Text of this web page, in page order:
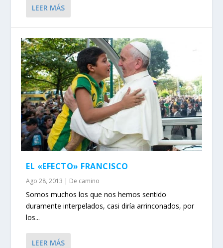
LEER MÁS
EL «EFECTO» FRANCISCO
Ago 28, 2013 | De camino
Somos muchos los que nos hemos sentido
duramente interpelados, casi diría arrinconados, por
los...
LEER MÁS